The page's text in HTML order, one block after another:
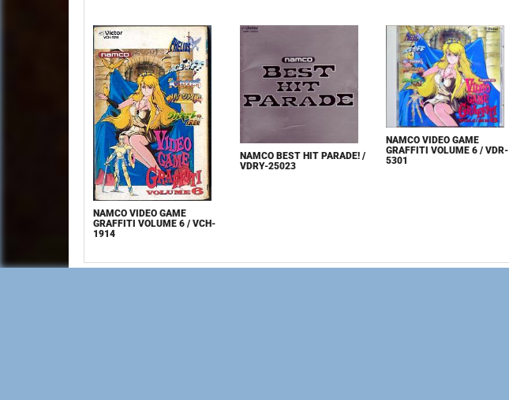
NAMCO VIDEO GAME
GRAFFITI VOLUME 6 / VCH-
1914
NAMCO BEST HIT PARADE! /
VDRY-25023
NAMCO VIDEO GAME
GRAFFITI VOLUME 6 / VDR-
5301